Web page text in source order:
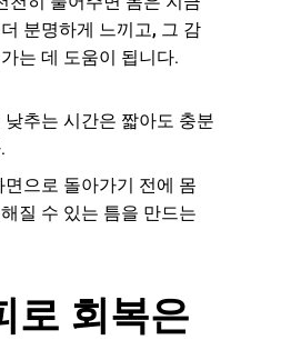
분명하게 느끼고, 그 감
는 데 도움이 됩니다.
추는 시간은 짧아도 충분
으로 돌아가기 전에 몸
질 수 있는 틈을 만드는
로 회복은